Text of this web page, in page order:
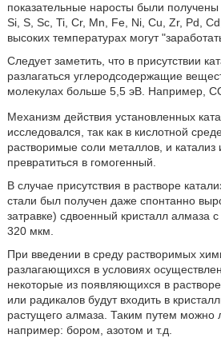
показательные наросты были получены
Si, S, Sc, Ti, Cr, Mn, Fe, Ni, Cu, Zr, Pd,
высоких температурах могут
Следует заметить, что в присутствии
разлагаться углеродсодержащие
молекулах больше 5,5 эВ. Например,
Механизм действия установленных
исследовался, так как в кислотной
растворимые соли металлов, и катализ
превратиться в гомогенный.
В случае присутствия в растворе
стали был получен даже спонтанно
затравке) сдвоенный кристалл алмаза
320 мкм.
При введении в среду растворимых
разлагающихся в условиях
некоторые из появляющихся в
или радикалов будут входить в
растущего алмаза. Таким путем можно
например: бором, азотом и т.д.